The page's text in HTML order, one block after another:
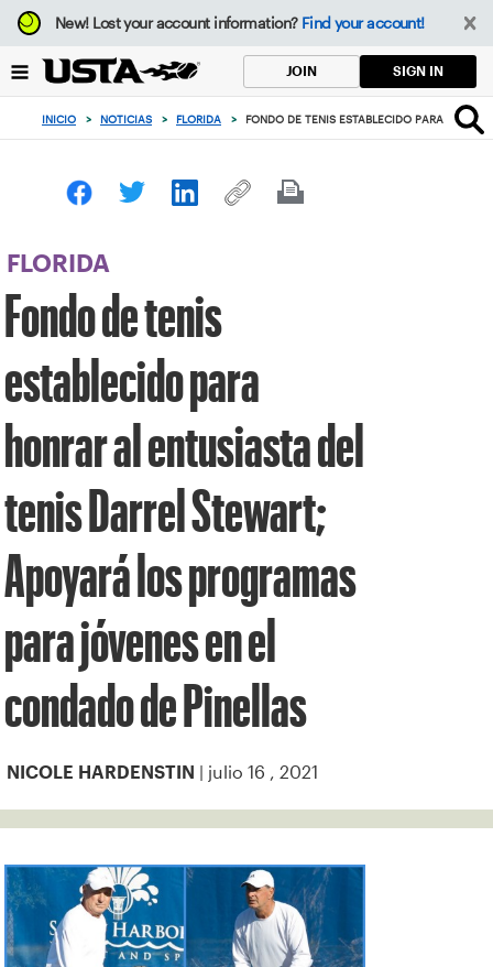
Enfoque
desde
botón
volver
principio
New!Lost your account information? Find your account!
JOIN SIGN IN
INICIO > NOTICIAS > FLORIDA > FONDO DE TENIS ESTABLECIDO PARA
FLORIDA
Fondo de tenis
establecido para
honrar al entusiasta del
tenis Darrel Stewart;
Apoyará los programas
para jóvenes en el
condado de Pinellas
NICOLE HARDENSTIN | julio 16 , 2021